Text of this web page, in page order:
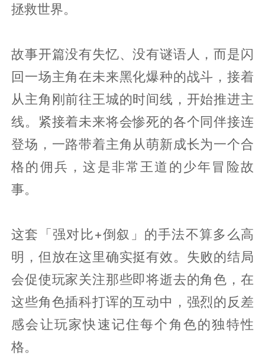
拯救世界。
故事开篇没有失忆、没有谜语人，而是闪
回一场主角在未来黑化爆种的战斗，接着
从主角刚前往王城的时间线，开始推进主
线。紧接着未来将会惨死的各个同伴接连
登场，一路带着主角从萌新成长为一个合
格的佣兵，这是非常王道的少年冒险故
事。
这套「强对比+倒叙」的手法不算多么高
明，但放在这里确实挺有效。失败的结局
会促使玩家关注那些即将逝去的角色，在
这些角色插科打诨的互动中，强烈的反差
感会让玩家快速记住每个角色的独特性
格。